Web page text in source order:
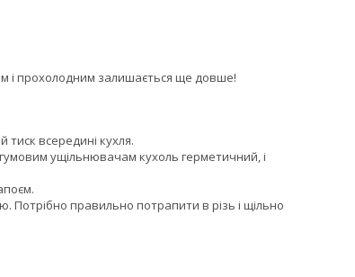
і прохолодним залишається ще довше!
всередині кухля.
ущільнювачам кухоль герметичний, і
Потрібно правильно потрапити в різь і щільно